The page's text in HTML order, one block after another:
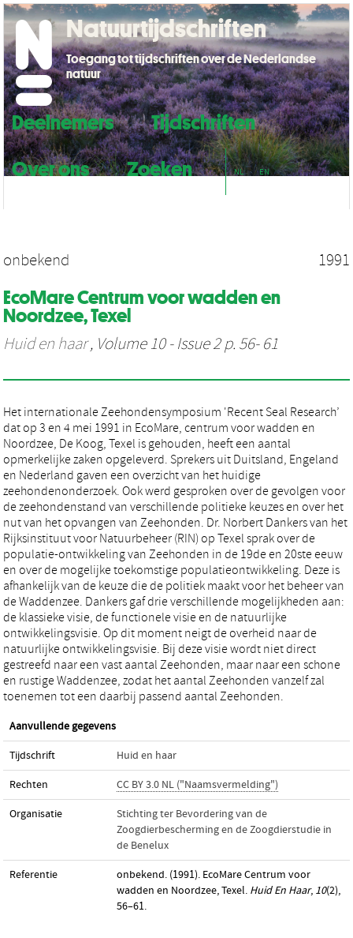
Deelnemers
Tijdschriften
Over ons
Zoeken NL EN
Natuurtijdschriften
Toegang tot tijdschriften over de Nederlandse
natuur
onbekend 1991
EcoMare Centrum voor wadden en
Noordzee, Texel
Huid en haar, Volume 10 - Issue 2 p. 56- 61
Het internationale Zeehondensymposium 'Recent Seal Research’
dat op 3 en 4 mei 1991 in EcoMare, centrum voor wadden en
Noordzee, De Koog, Texel is gehouden, heeft een aantal
opmerkelijke zaken opgeleverd. Sprekers uit Duitsland, Engeland
en Nederland gaven een overzicht van het huidige
zeehondenonderzoek. Ook werd gesproken over de gevolgen voor
de zeehondenstand van verschillende politieke keuzes en over het
nut van het opvangen van Zeehonden. Dr. Norbert Dankers van het
Rijksinstituut voor Natuurbeheer (RIN) op Texel sprak over de
populatie-ontwikkeling van Zeehonden in de 19de en 20ste eeuw
en over de mogelijke toekomstige populatieontwikkeling. Deze is
afhankelijk van de keuze die de politiek maakt voor het beheer van
de Waddenzee. Dankers gaf drie verschillende mogelijkheden aan:
de klassieke visie, de functionele visie en de natuurlijke
ontwikkelingsvisie. Op dit moment neigt de overheid naar de
natuurlijke ontwikkelingsvisie. Bij deze visie wordt niet direct
gestreefd naar een vast aantal Zeehonden, maar naar een schone
en rustige Waddenzee, zodat het aantal Zeehonden vanzelf zal
toenemen tot een daarbij passend aantal Zeehonden.
Aanvullende gegevens
Tijdschrift Huid en haar
Rechten CC BY 3.0 NL ("Naamsvermelding")
Organisatie
Stichting ter Bevordering van de
Zoogdierbescherming en de Zoogdierstudie in
de Benelux
Referentie
onbekend. (1991). EcoMare Centrum voor
wadden en Noordzee, Texel. Huid En Haar, 10(2),
56–61.